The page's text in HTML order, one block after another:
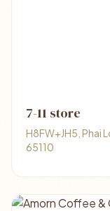
7-11 store
H8FW+JH5, Phai
65110